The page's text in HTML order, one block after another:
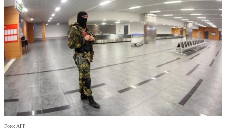
Foto: AFP